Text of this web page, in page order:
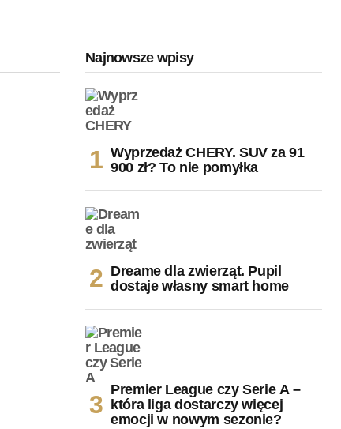
Najnowsze wpisy
Wyprzedaż CHERY. SUV za 91
900 zł? To nie pomyłka
Dreame dla zwierząt. Pupil
dostaje własny smart home
Premier League czy Serie A –
która liga dostarczy więcej
emocji w nowym sezonie?